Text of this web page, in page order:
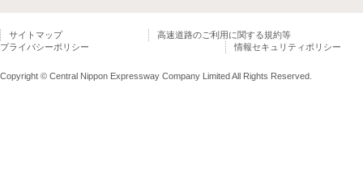
サイトマップ
高速道路のご利用に関する規約等
プライバシーポリシー
情報セキュリティポリシー
Copyright © Central Nippon Expressway Company Limited All Rights Reserved.